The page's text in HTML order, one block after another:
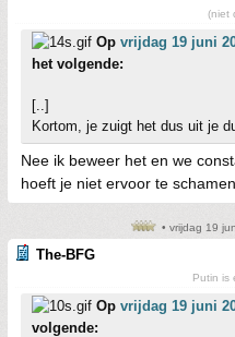
(niet
Op vrijdag 19 juni
het volgende:
[..]
Kortom, je zuigt het dus uit je
Nee ik beweer het en we
hoeft je niet ervoor te
• vrijdag 19
The-BFG
Putin is
Op vrijdag 19 juni
volgende: